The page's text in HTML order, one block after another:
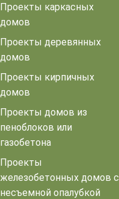
Проекты каркасных
домов
Проекты деревянных
домов
Проекты кирпичных
домов
Проекты домов из
пеноблоков или
газобетона
Проекты
железобетонных домов с
несъемной опалубкой